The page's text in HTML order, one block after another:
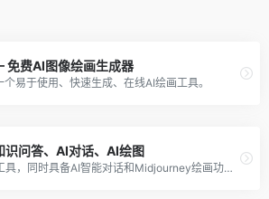
免费AI图像绘画生成器
易于使用、快速生成、在线AI绘画工具。
识问答、AI对话、AI绘图
国内版AI聊天工具，同时具备AI智能对话和Midjourney绘画功能，可一键生成想要的内容。